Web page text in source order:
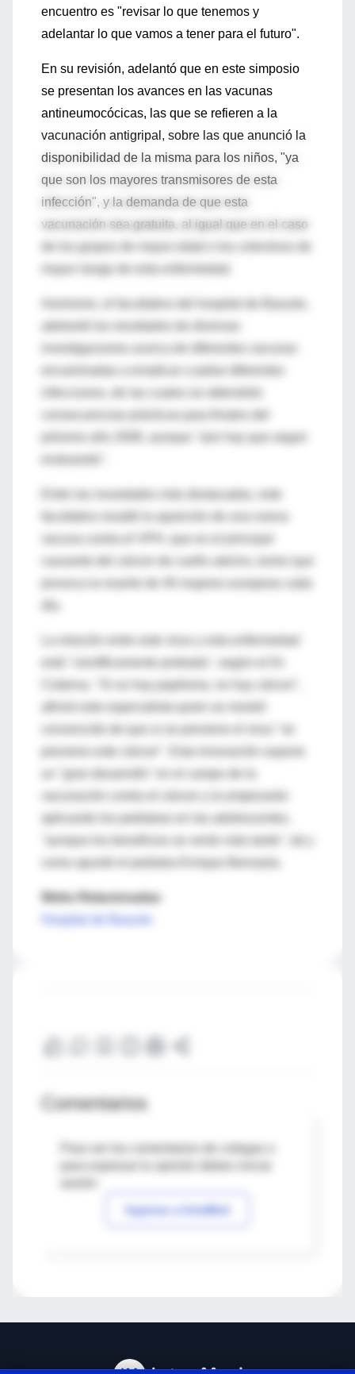
encuentro es "revisar lo que tenemos y
adelantar lo que vamos a tener para el futuro".
En su revisión, adelantó que en este simposio
se presentan los avances en las vacunas
antineumocócicas, las que se refieren a la
vacunación antigripal, sobre las que anunció la
disponibilidad de la misma para los niños, "ya
que son los mayores transmisores de esta
infección", y la demanda de que esta
vacunación sea gratuita, al igual que en el caso
de los grupos de mayor edad o los colectivos de
mayor riesgo de esta enfermedad.
investigaciones acerca de diferentes vacunas
próximo año 2006, aunque "aún hay que seguir
facultativo resaltó la aparición de una nueva
está "científicamente probada", según el Dr.
Cisterna. "Si no hay papiloma, no hay cáncer",
previene este cáncer". Esta innovación supone
un "gran desarrollo" en el campo de la
vacunación contra el cáncer y la empezarán
aplicando los pediatras en las adolescentes,
"aunque los beneficios se verán más tarde", tal y
como apuntó el pediatra Enrique Bernaola.
Webs Relacionadas
Comentarios
Para ver los comentarios de colegas o
Ingresar a IntraMed